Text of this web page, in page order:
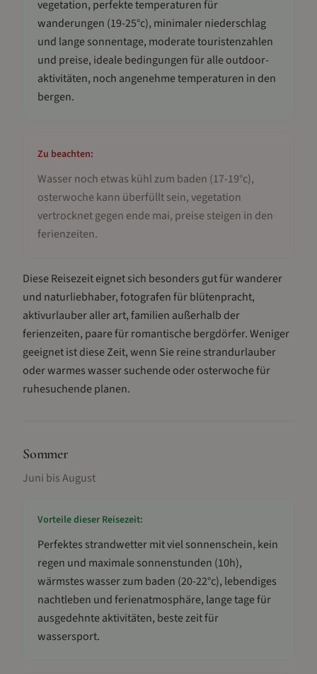
vegetation, perfekte temperaturen für
wanderungen (19-25°c), minimaler niederschlag
und lange sonnentage, moderate touristenzahlen
und preise, ideale bedingungen für alle outdoor-
aktivitäten, noch angenehme temperaturen in den
bergen.
Zu beachten:
Wasser noch etwas kühl zum baden (17-19°c),
osterwoche kann überfüllt sein, vegetation
vertrocknet gegen ende mai, preise steigen in den
ferienzeiten.
Diese Reisezeit eignet sich besonders gut fürwanderer
und naturliebhaber, fotografen für blütenpracht,
aktivurlauber aller art, familien außerhalb der
ferienzeiten, paare für romantische bergdörfer.Weniger
geeignet ist diese Zeit, wenn Sie reine strandurlauber
oder warmes wasser suchende oder osterwoche für
ruhesuchende planen.
Sommer
Juni bis August
Vorteile dieser Reisezeit:
Perfektes strandwetter mit viel sonnenschein, kein
regen und maximale sonnenstunden (10h),
wärmstes wasser zum baden (20-22°c), lebendiges
nachtleben und ferienatmosphäre, lange tage für
ausgedehnte aktivitäten, beste zeit für
wassersport.